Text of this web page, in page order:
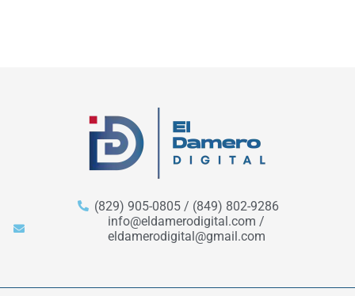
(829) 905-0805 / (849) 802-9286
info@eldamerodigital.com /
eldamerodigital@gmail.com